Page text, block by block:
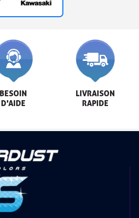
BESOIN
D'AIDE
LIVRAISON
RAPIDE